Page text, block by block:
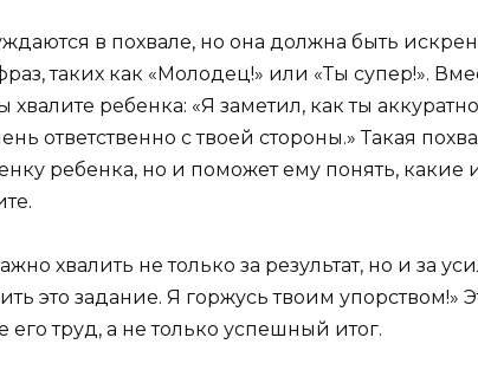
в похвале, но она должна быть
таких как «Молодец!» или «Ты супер!».
хвалите ребенка: «Я заметил, как ты
ответственно с твоей стороны.» Такая
ребенка, но и поможет ему понять, какие
хвалить не только за результат, но и за
это задание. Я горжусь твоим упорством!»
его труд, а не только успешный итог.